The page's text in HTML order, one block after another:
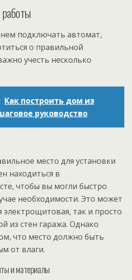
подключать автомат,
о правильной
учесть несколько
Как построить дом из
руководство
место для установки
находиться в
чтобы вы могли быстро
необходимости. Это может
электрощитовая, так и просто
из стен гаража. Однако
что место должно быть
от влаги.
и материалы